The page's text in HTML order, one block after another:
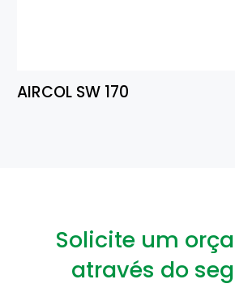
AIRCOL SW 170
Solicite um
através do